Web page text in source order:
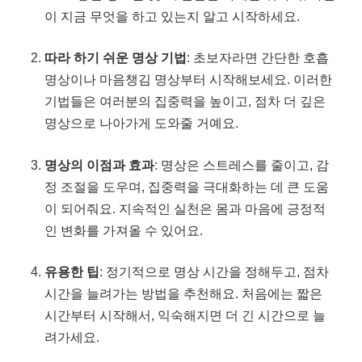
이 지금 무엇을 하고 있는지 알고 시작하세요.
따라 하기 쉬운 명상 기법 : 초보자라면 간단한 호흡
명상이나 마음챙김 명상부터 시작해보세요. 이러한
기법들은 여러분의 집중력을 높이고, 점차 더 깊은
명상으로 나아가게 도와줄 거예요.
명상의 이점과 효과: 명상은 스트레스를 줄이고, 감
정 조절을 도우며, 집중력을 극대화하는 데 큰 도움
이 되어줘요. 지속적인 실천은 몸과 마음에 긍정적
인 변화를 가져올 수 있어요.
유용한 팁: 정기적으로 명상 시간을 정해두고, 점차
시간을 늘려가는 방법을 추천해요. 처음에는 짧은
시간부터 시작해서, 익숙해지면 더 긴 시간으로 늘
려가세요.